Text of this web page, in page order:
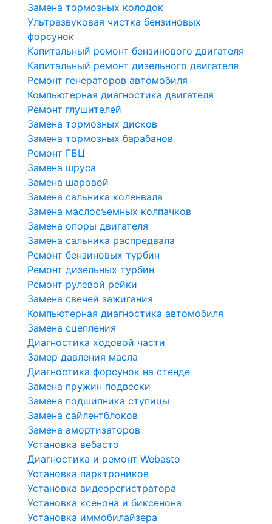
Замена тормозных колодок
Ультразвуковая чистка бензиновых
форсунок
Капитальный ремонт бензинового двигателя
Капитальный ремонт дизельного двигателя
Ремонт генераторов автомобиля
Компьютерная диагностика двигателя
Ремонт глушителей
Замена тормозных дисков
Замена тормозных барабанов
Ремонт ГБЦ
Замена шруса
Замена шаровой
Замена сальника коленвала
Замена маслосъемных колпачков
Замена опоры двигателя
Замена сальника распредвала
Ремонт бензиновых турбин
Ремонт дизельных турбин
Ремонт рулевой рейки
Замена свечей зажигания
Компьютерная диагностика автомобиля
Замена сцепления
Диагностика ходовой части
Замер давления масла
Диагностика форсунок на стенде
Замена пружин подвески
Замена подшипника ступицы
Замена сайлентблоков
Замена амортизаторов
Установка вебасто
Диагностика и ремонт Webasto
Установка парктроников
Установка видеорегистратора
Установка ксенона и биксенона
Установка иммобилайзера